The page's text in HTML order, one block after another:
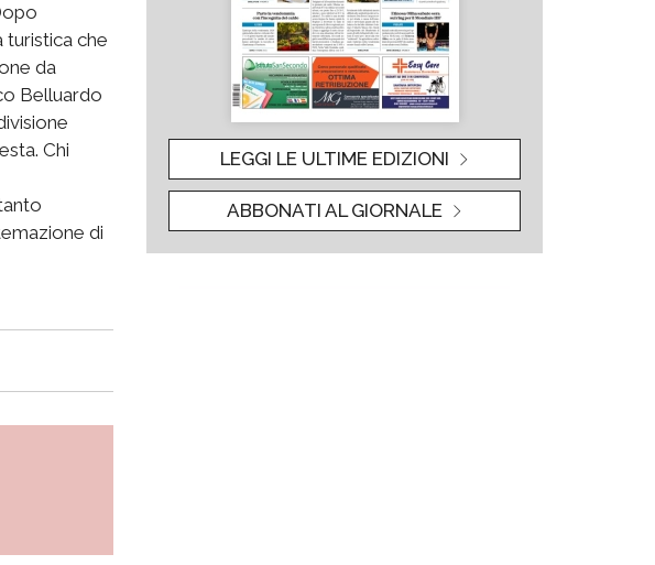
turistica che
da
Belluardo
Chi
di
LEGGI LE ULTIME EDIZIONI
ABBONATI AL GIORNALE